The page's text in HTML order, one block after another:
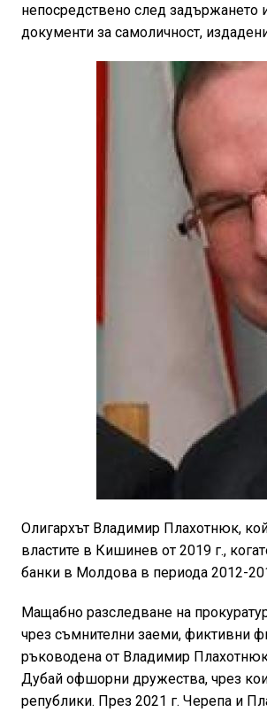
непосредствено след задържането
документи за самоличност,
Олигархът Владимир Плахотнюк,
властите в Кишинев от 2019 г.,
банки в Молдова в периода 2012-
Мащабно разследване на
чрез съмнителни заеми, фиктивни
ръководена от Владимир
Дубай офшорни дружества, чрез
републики. През 2021 г. Черепа и